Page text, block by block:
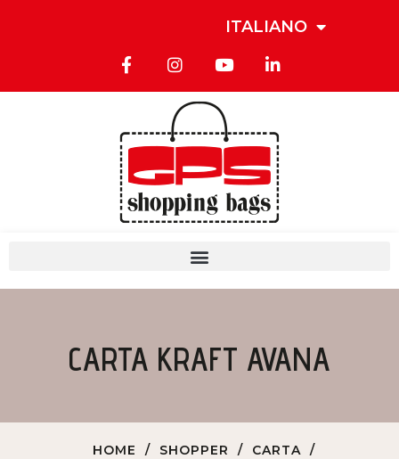
ITALIANO
CARTA KRAFT AVANA
HOME SHOPPER
CARTA